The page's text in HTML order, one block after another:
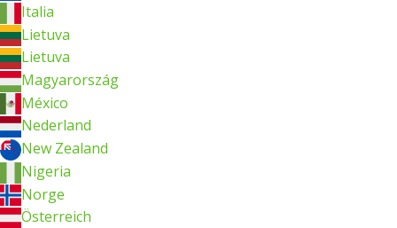
Italia
Lietuva
Lietuva
Magyarország
México
Nederland
New Zealand
Nigeria
Norge
Österreich